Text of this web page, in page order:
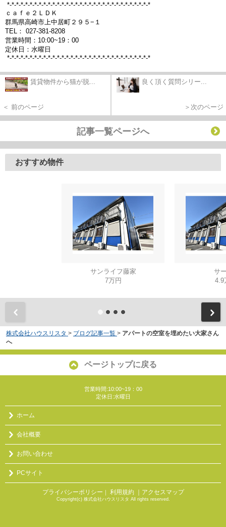
*-*-*-*-*-*-*-*-*-*-*-*-*-*-*-*-*-*-*-*-*-*-*-*-*-*-*-*-*-*-*-*
ｃａｆｅ２ＬＤＫ
群馬県高崎市上中居町２９５−１
TEL： 027-381-8208
営業時間：10:00~19：00
定休日：水曜日
*-*-*-*-*-*-*-*-*-*-*-*-*-*-*-*-*-*-*-*-*-*-*-*-*-*-*-*-*-*-*-*
賃貸物件から猫が脱...
＜ 前のページ
良く頂く質問シリー...
＞次のページ
記事一覧ページへ
おすすめ物件
サンライフ藤家
7万円
サ
4.9
株式会社ハウスリスタ > ブログ記事一覧 > アパートの空室を埋めたい大家さん
へ
ページトップに戻る
営業時間:10:00~19：00
定休日:水曜日
ホーム
会社概要
お問い合わせ
PCサイト
プライバシーポリシー ｜ 利用規約 ｜アクセスマップ
Copyright(c) 株式会社ハウスリスタ All rights reserved.